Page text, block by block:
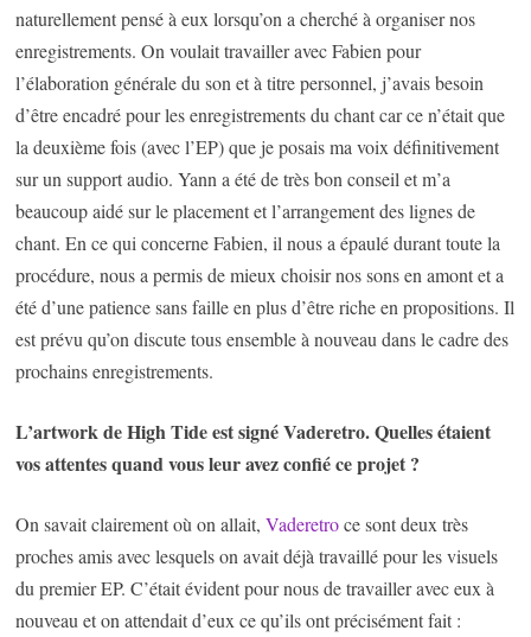
naturellement pensé à eux lorsqu’on a cherché à organiser nos
enregistrements. On voulait travailler avec Fabien pour
l’élaboration générale du son et à titre personnel, j’avais besoin
d’être encadré pour les enregistrements du chant car ce n’était que
la deuxième fois (avec l’EP) que je posais ma voix définitivement
sur un support audio. Yann a été de très bon conseil et m’a
beaucoup aidé sur le placement et l’arrangement des lignes de
chant. En ce qui concerne Fabien, il nous a épaulé durant toute la
procédure, nous a permis de mieux choisir nos sons en amont et a
été d’une patience sans faille en plus d’être riche en propositions. Il
est prévu qu’on discute tous ensemble à nouveau dans le cadre des
prochains enregistrements.
L’artwork de High Tide est signé Vaderetro. Quelles étaient
vos attentes quand vous leur avez confié ce projet ?
On savait clairement où on allait,Vaderetroce sont deux très
proches amis avec lesquels on avait déjà travaillé pour les visuels
du premier EP. C’était évident pour nous de travailler avec eux à
nouveau et on attendait d’eux ce qu’ils ont précisément fait :